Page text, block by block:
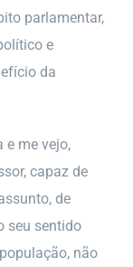
parlamentar,
e
da
e me vejo,
capaz de
de
seu sentido
não